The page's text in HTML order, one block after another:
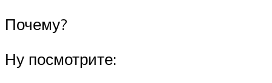
Почему?
Ну посмотрите: